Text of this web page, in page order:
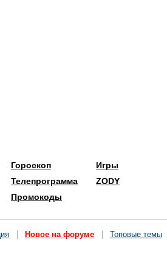
Гороскоп
Телепрограмма
Промокоды
Игры
ZODY
Новое на форуме Топовые темы